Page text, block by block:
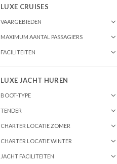
LUXE CRUISES
VAARGEBIEDEN
MAXIMUM AANTAL PASSAGIERS
FACILITEITEN
LUXE JACHT HUREN
BOOT-TYPE
TENDER
CHARTER LOCATIE ZOMER
CHARTER LOCATIE WINTER
JACHT FACILITEITEN